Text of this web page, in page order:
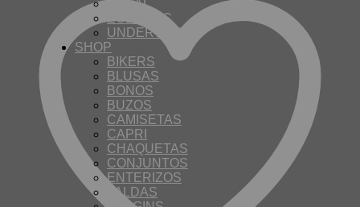
ROYAL
ECLECTIC
UNDERWEAR
SHOP
BIKERS
BLUSAS
BONOS
BUZOS
CAMISETAS
CAPRI
CHAQUETAS
CONJUNTOS
ENTERIZOS
FALDAS